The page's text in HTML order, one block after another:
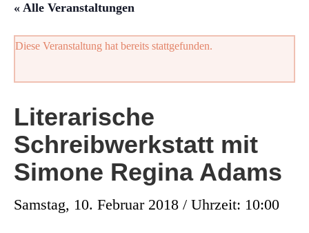
« Alle Veranstaltungen
Diese Veranstaltung hat bereits stattgefunden.
Literarische
Schreibwerkstatt mit
Simone Regina Adams
Samstag, 10. Februar 2018 / Uhrzeit: 10:00